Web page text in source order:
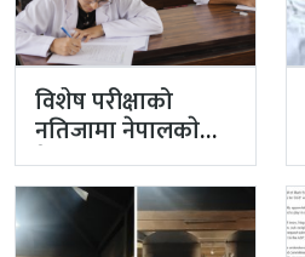
विशेष परीक्षाको
नतिजामा नेपालकाे
मेडिकल शिक्षाको
गुणस्तर अब्बल